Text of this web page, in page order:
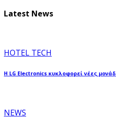
Latest News
HOTEL TECH
Η LG Electronics κυκλοφορεί νέες
NEWS